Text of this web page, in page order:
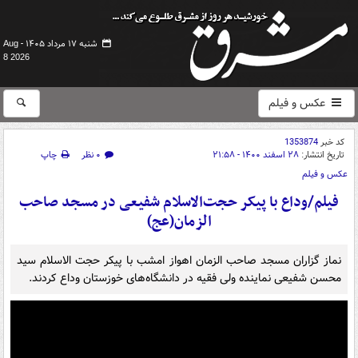
شنبه ۱۷ مرداد ۱۴۰۵ -
Aug
8 2026
عکس و فیلم
کد خبر1353874
تاریخ انتشار: ۲۸ اسفند ۱۴۰۰ - ۲۱:۵۸ ۰ نظر
چاپ
عکس و فیلم
فیلم/وداع با پیکر حجت‌الاسلام شفیعی در مسجد صاحب
الزمان(عج)
نماز گزاران مسجد صاحب الزمان اهواز امشب با پیکر حجت ‌الاسلام سید
محسن شفیعی نماینده ولی فقیه در دانشگاه‌های خوزستان وداع کردند.